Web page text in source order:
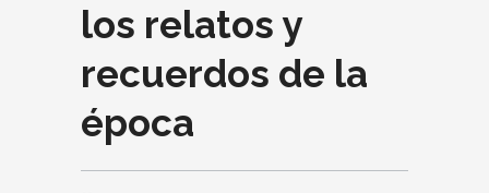
los relatos y
recuerdos de la
época